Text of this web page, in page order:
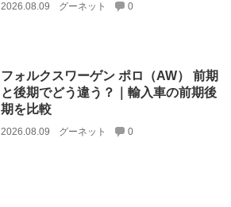
2026.08.09 グーネット 0
フォルクスワーゲン ポロ（AW） 前期
と後期でどう違う？｜輸入車の前期後
期を比較
2026.08.09 グーネット 0